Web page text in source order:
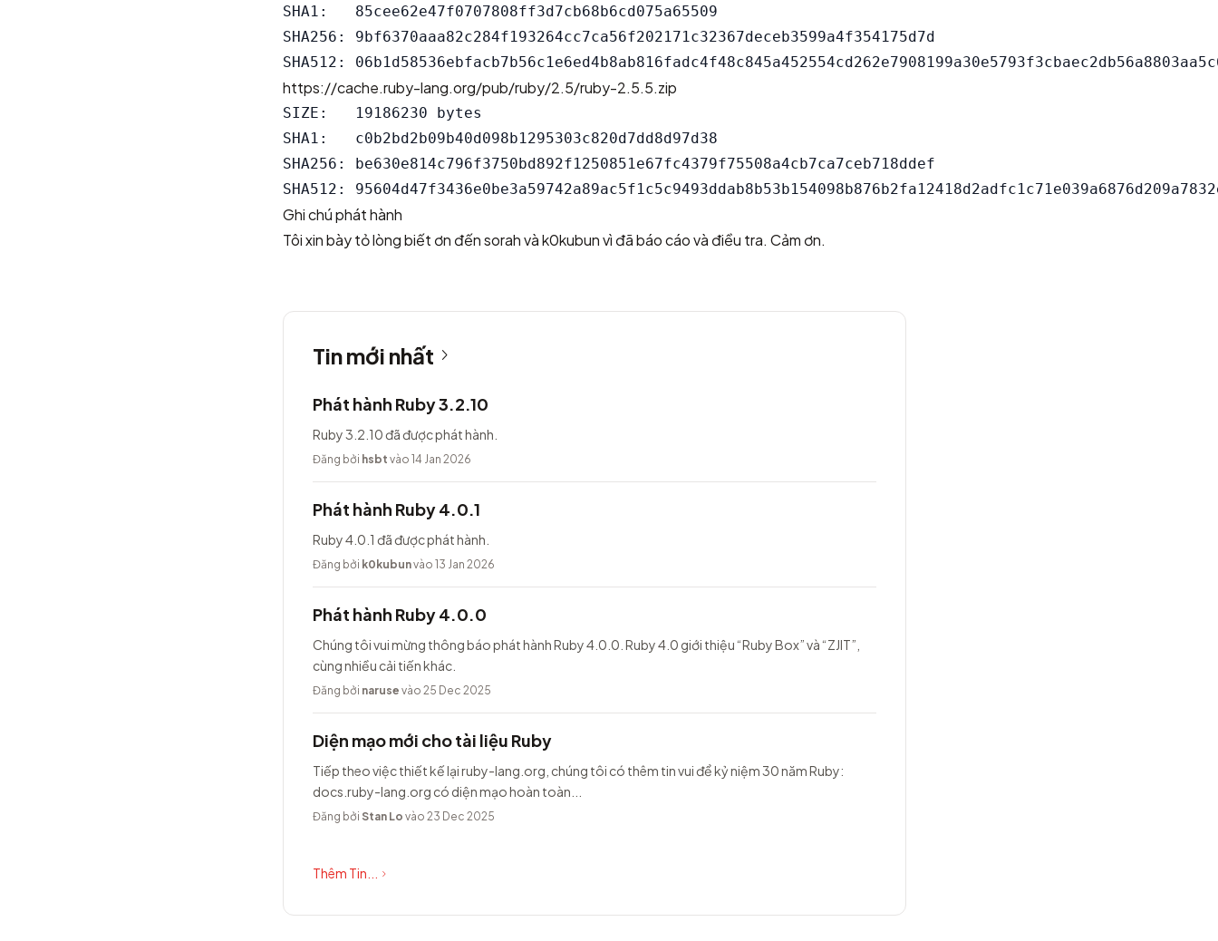
SHA1:   85cee62e47f0707808ff3d7cb68b6cd075a65509
SHA256: 9bf6370aaa82c284f193264cc7ca56f202171c32367deceb3599a4f354175d7d
https://cache.ruby-lang.org/pub/ruby/2.5/ruby-2.5.5.zip
SIZE:   19186230 bytes
SHA1:   c0b2bd2b09b40d098b1295303c820d7dd8d97d38
SHA256: be630e814c796f3750bd892f1250851e67fc4379f75508a4cb7ca7ceb718ddef
Ghi chú phát hành
Tôi xin bày tỏ lòng biết ơn đến sorah và k0kubun vì đã báo cáo và điều tra. Cảm ơn.
Tin mới nhất
Phát hành Ruby 3.2.10
Ruby 3.2.10 đã được phát hành.
Đăng bởi hsbt vào 14 Jan 2026
Phát hành Ruby 4.0.1
Ruby 4.0.1 đã được phát hành.
Đăng bởi k0kubunvào 13 Jan 2026
Phát hành Ruby 4.0.0
Chúng tôi vui mừng thông báo phát hành Ruby 4.0.0. Ruby 4.0 giới thiệu “Ruby Box” và “ZJIT”,
cùng nhiều cải tiến khác.
Đăng bởi naruse vào 25 Dec 2025
Diện mạo mới cho tài liệu Ruby
Tiếp theo việc thiết kế lại ruby-lang.org, chúng tôi có thêm tin vui để kỷ niệm 30 năm Ruby:
docs.ruby-lang.org có diện mạo hoàn toàn...
Đăng bởi Stan Lo vào 23 Dec 2025
Thêm Tin...